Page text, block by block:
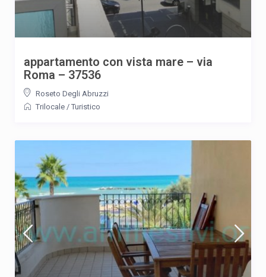
appartamento con vista mare – via
Roma – 37536
Roseto Degli Abruzzi
Trilocale / Turistico